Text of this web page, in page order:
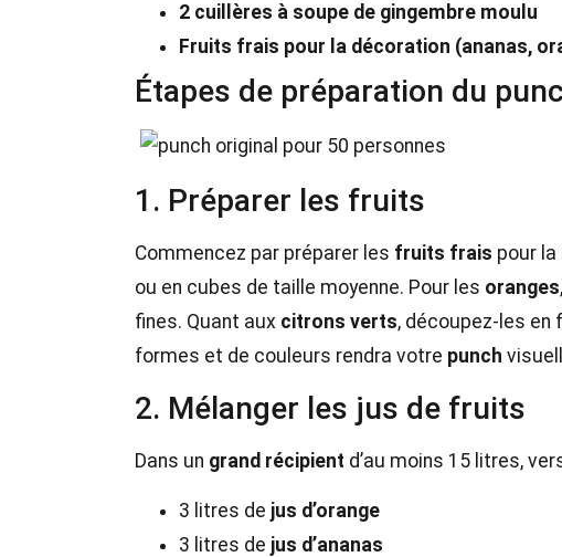
2 cuillères à soupe de gingembre moulu
Fruits frais pour la décoration (ananas,
Étapes de préparation du
1. Préparer les fruits
Commencez par préparer les fruits frais pour la
ou en cubes de taille moyenne. Pour les oranges
fines. Quant aux citrons verts, découpez-les en
formes et de couleurs rendra votre punch
2. Mélanger les jus de fruits
Dans un grand récipient d’au moins 15 litres,
3 litres de jus d’orange
3 litres de jus d’ananas